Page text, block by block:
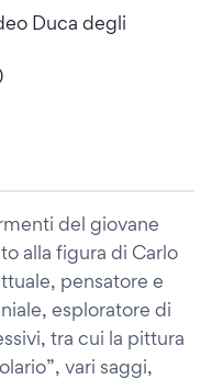
Duca degli
del giovane
alla figura di Carlo
pensatore e
esploratore di
tra cui la pittura
vari saggi,